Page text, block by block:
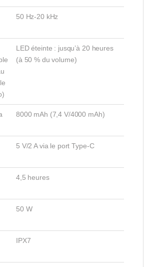
50 Hz-20 kHz
LED éteinte : jusqu’à 20 heures
(à 50 % du volume)
8000 mAh (7,4 V/4000 mAh)
5 V/2 A via le port Type-C
4,5 heures
50 W
IPX7